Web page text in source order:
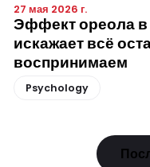
27 мая 2026 г.
Эффект ореола в
искажает всё
воспринимаем
Psychology